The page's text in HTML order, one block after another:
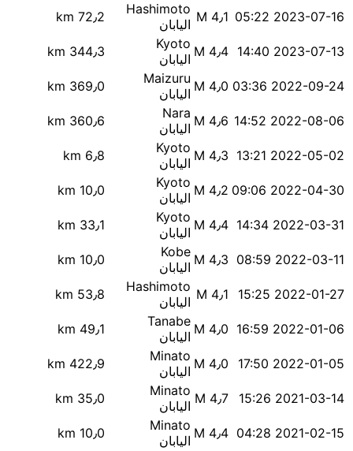
2023-07-16 05:22 M 4٫1 Hashimoto
اليابان
72٫2 km
2023-07-13 14:40 M 4٫4 Kyoto
اليابان
344٫3 km
2022-09-24 03:36 M 4٫0 Maizuru
اليابان
369٫0 km
2022-08-06 14:52 M 4٫6 Nara
اليابان
360٫6 km
2022-05-02 13:21 M 4٫3 Kyoto
اليابان
6٫8 km
2022-04-30 09:06 M 4٫2 Kyoto
اليابان
10٫0 km
2022-03-31 14:34 M 4٫4 Kyoto
اليابان
33٫1 km
2022-03-11 08:59 M 4٫3 Kobe
اليابان
10٫0 km
2022-01-27 15:25 M 4٫1 Hashimoto
اليابان
53٫8 km
2022-01-06 16:59 M 4٫0 Tanabe
اليابان
49٫1 km
2022-01-05 17:50 M 4٫0 Minato
اليابان
422٫9 km
2021-03-14 15:26 M 4٫7 Minato
اليابان
35٫0 km
2021-02-15 04:28 M 4٫4 Minato
اليابان
10٫0 km